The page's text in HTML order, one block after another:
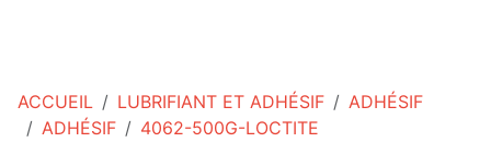
ACCUEIL LUBRIFIANT ET ADHÉSIF
ADHÉSIF
ADHÉSIF
4062-500G-LOCTITE